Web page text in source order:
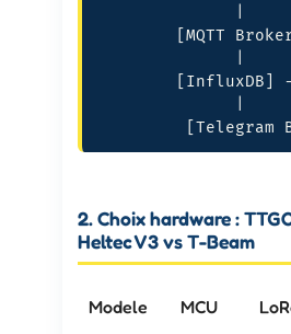
[MQTT
[InfluxDB]
[Telegram
2. Choix hardware :
Heltec V3 vs T-Beam
Modele MCU